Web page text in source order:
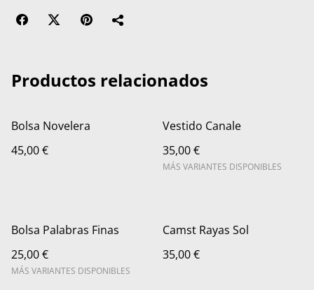
Productos relacionados
Bolsa Novelera
45,00 €
Vestido Canale
35,00 €
MÁS VARIANTES DISPONIBLES
Bolsa Palabras Finas
25,00 €
MÁS VARIANTES DISPONIBLES
Camst Rayas Sol
35,00 €